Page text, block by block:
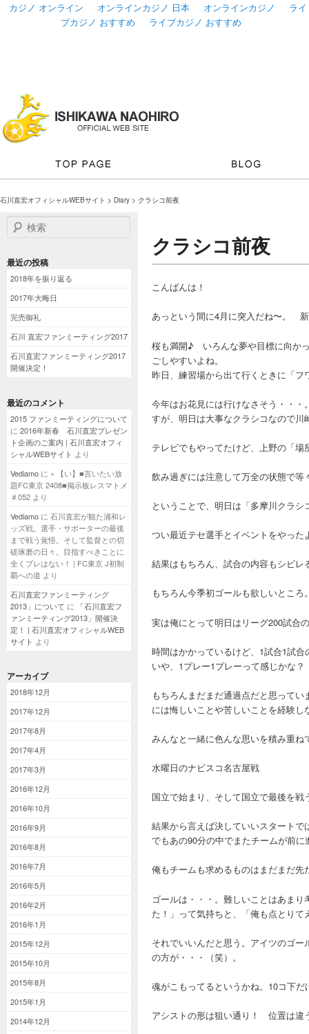
カジノ オンライン オンラインカジノ 日本 オンラインカジノ
ライ
ブカジノ おすすめ
ライブカジノ おすすめ
石川直宏オフィシャルWEBサイト > Diary > クラシコ前夜
検索
最近の投稿
2018年を振り返る
2017年大晦日
完売御礼
石川 直宏ファンミーティング2017
石川直宏ファンミーティング2017
開催決定！
最近のコメント
2015 ファンミーティングについて
に 2016年新春 石川直宏プレゼン
ト企画のご案内 | 石川直宏オフィ
シャルWEBサイト より
Vediamo に » 【い】■言いたい放
題FC東京 2408■掲示板レスマトメ
＃052 より
Vediamo に 石川直宏が観た浦和レ
ッズ戦。選手・サポーターの最後
まで戦う覚悟。そして監督との切
磋琢磨の日々。目指すべきことに
全くブレはない！ | FC東京 J初制
覇への道 より
石川直宏ファンミーティング
2013」について に
「石川直宏フ
ァンミーティング2013」開催決
定！ | 石川直宏オフィシャルWEB
サイト より
アーカイブ
2018年12月
2017年12月
2017年8月
2017年4月
2017年3月
2016年12月
2016年10月
2016年9月
2016年8月
2016年7月
2016年5月
2016年2月
2016年1月
2015年12月
2015年10月
2015年8月
2015年1月
2014年12月
クラシコ前夜
こんばんは！
あっという間に4月に突入だね〜。
桜も満開♪ いろんな夢や目標に向か
ごしやすいよね。
昨日、練習場から出て行くときに「
今年はお花見には行けなさそう・・
すが、明日は大事なクラシコなので
テレビでもやってたけど、上野の「
飲み過ぎには注意して万全の状態で等
ということで、明日は「多摩川クラシ
つい最近テセ選手とイベントをやっ
結果はもちろん、試合の内容もシビ
もちろん今季初ゴールも欲しいところ
実は俺にとって明日はリーグ200試合
時間はかかっているけど、1試合1試
いや、1プレー1プレーって感じかな？
もちろんまだまだ通過点だと思って
には悔しいことや苦しいことを経験
みんなと一緒に色んな思いを積み重
水曜日のナビスコ名古屋戦
国立で始まり、そして国立で最後を戦
結果から言えば決していいスタートで
でもあの90分の中でまたチームが前
俺もチームも求めるものはまだまだ先
ゴールは・・・。難しいことはあま
た！」って気持ちと、「俺も点とり
それでいいんだと思う。アイツのゴ
の方が・・・（笑）。
魂がこもってるというかね。10コ下
アシストの形は狙い通り！ 位置は違